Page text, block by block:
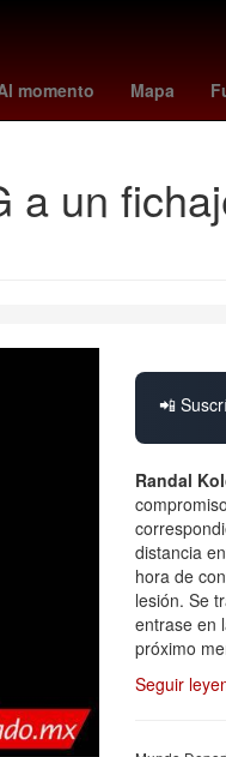
momento Mapa
spider-man: brand new day
a un
📲
Randal
distancia
hora de
lesión. Se
entrase en
próximo
Seguir